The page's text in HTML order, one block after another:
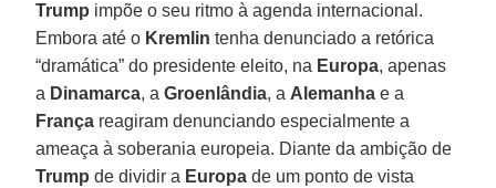
Trump impõe o seu ritmo à agenda internacional.
Embora até o Kremlin tenha denunciado a retórica
“dramática” do presidente eleito, na Europa, apenas
a Dinamarca, aGroenlândia, a Alemanha e a
França reagiram denunciando especialmente a
ameaça à soberania europeia. Diante da ambição de
Trump de dividir a Europa de um ponto de vista